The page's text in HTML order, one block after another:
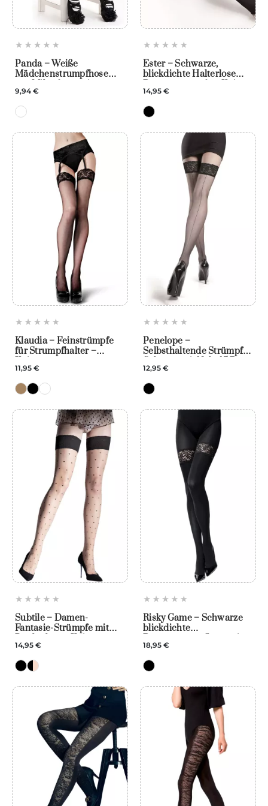
Panda – Weiße
Mädchenstrumpfhose
Pandamotiv – Knittex
9,94 €
Ester – Schwarze,
blickdichte Halterlose
14,95 €
Klaudia – Feinstrümpfe
für Strumpfhalter –
11,95 €
Penelope –
Selbsthaltende Strümpfe
– Knittex
12,95 €
Subtile – Damen-
Fantasie-Strümpfe mit
14,95 €
Risky Game – Schwarze
blickdichte
Spitzenjarretiere –
Knittex
18,95 €